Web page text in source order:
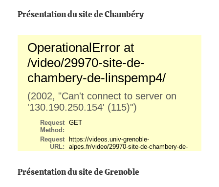
Présentation du site de Chambéry
Présentation du site de Grenoble